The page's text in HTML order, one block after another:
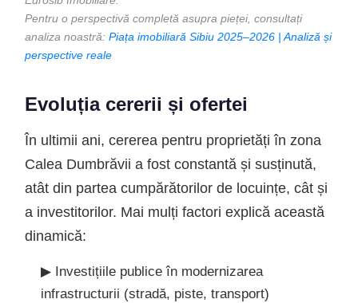
Pentru o perspectivă completă asupra pieței, consultați
analiza noastră:Piața imobiliară Sibiu 2025–2026 | Analiză și
perspective reale
Evoluția cererii și ofertei
În ultimii ani, cererea pentru proprietăți în zona
Calea Dumbrăvii a fost constantă și susținută,
atât din partea cumpărătorilor de locuințe, cât și
a investitorilor. Mai mulți factori explică această
dinamică:
▶ Investițiile publice în modernizarea
infrastructurii (stradă, piste, transport)